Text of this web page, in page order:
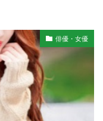
俳優・女優